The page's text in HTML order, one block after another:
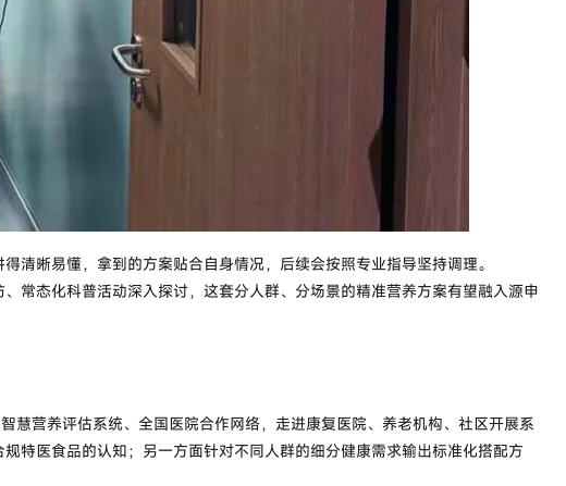
清晰易懂，拿到的方案贴合自身情况，后续会按照专业指导坚持调理。
、常态化科普活动深入探讨，这套分人群、分场景的精准营养方案有望融入源申
慧营养评估系统、全国医院合作网络，走进康复医院、养老机构、社区开展系
特医食品的认知；另一方面针对不同人群的细分健康需求输出标准化搭配方